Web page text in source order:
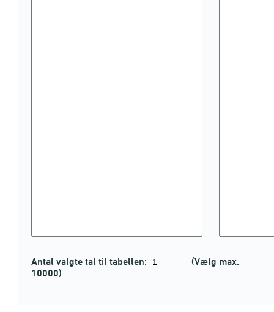
Antal valgte tal til tabellen:
(Vælg max.
10000)